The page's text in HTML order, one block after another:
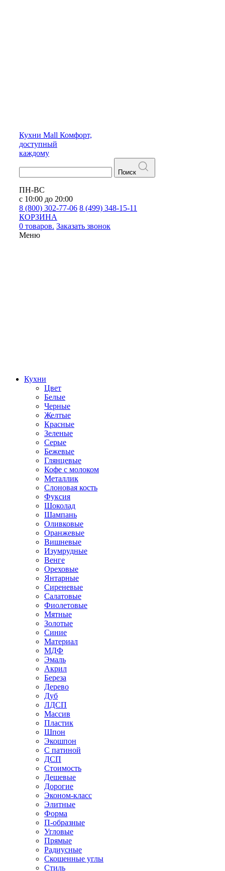
Кухни Mall Комфорт,
доступный
каждому
Поиск
ПН-ВС
с 10:00 до 20:00
8 (800) 302-77-06 8 (499) 348-15-11
КОРЗИНА
0 товаров. Заказать звонок
Меню
Кухни
Цвет
Белые
Черные
Желтые
Красные
Зеленые
Серые
Бежевые
Глянцевые
Кофе с молоком
Металлик
Слоновая кость
Фуксия
Шоколад
Шампань
Оливковые
Оранжевые
Вишневые
Изумрудные
Венге
Ореховые
Янтарные
Сиреневые
Салатовые
Фиолетовые
Мятные
Золотые
Синие
Материал
МДФ
Эмаль
Акрил
Береза
Дерево
Дуб
ЛДСП
Массив
Пластик
Шпон
Экошпон
С патиной
ДСП
Стоимость
Дешевые
Дорогие
Эконом-класс
Элитные
Форма
П-образные
Угловые
Прямые
Радиусные
Скошенные углы
Стиль